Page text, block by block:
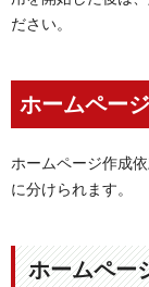
ださい。
ホームペー
ホームページ作成
に分けられます。
ホームペー